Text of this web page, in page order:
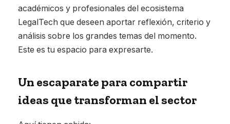
académicos y profesionales del ecosistema
LegalTech que deseen aportar reflexión, criterio y
análisis sobre los grandes temas del momento.
Este es tu espacio para expresarte.
Un escaparate para compartir
ideas que transforman el sector